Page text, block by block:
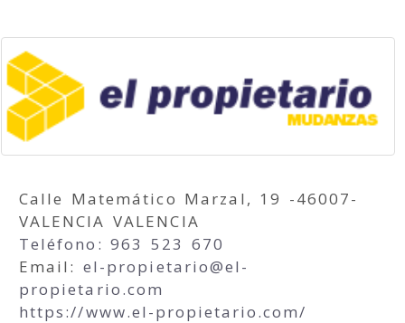
Calle Matemático Marzal, 19 -46007-
VALENCIA VALENCIA
Teléfono: 963 523 670
Email:el-propietario
el-
propietario.com
https://www.el-propietario.com/